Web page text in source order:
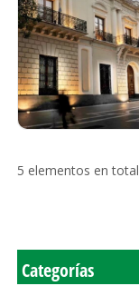
5 elementos en
Categorías